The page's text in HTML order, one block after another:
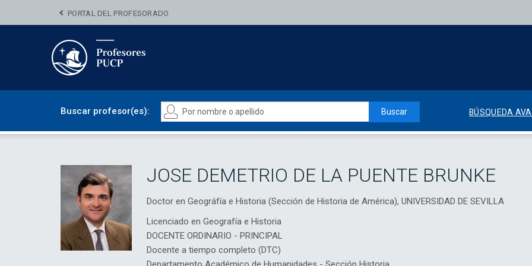
PORTAL DEL PROFESORADO
Buscar profesor(es): Buscar BÚSQUEDA
JOSE DEMETRIO DE LA PUENTE BRUNKE
Doctor en Geográfía e Historia (Sección de Historia de América), UNIVERSIDAD DE SEVILLA
Licenciado en Geografía e Historia
DOCENTE ORDINARIO - PRINCIPAL
Docente a tiempo completo (DTC)